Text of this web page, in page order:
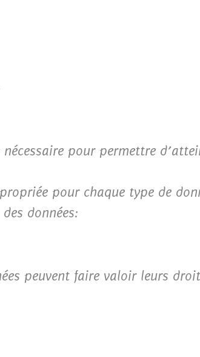
pour permettre
pour chaque type de
données:
peuvent faire valoir leurs